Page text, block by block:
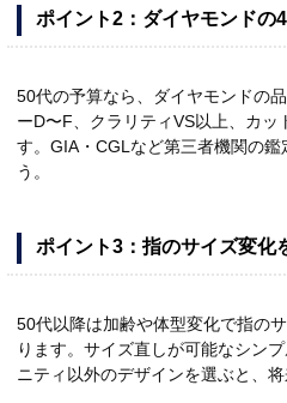
ポイント2：ダイヤモンドの
50代の予算なら、ダイヤモンドの
ーD〜F、クラリティVS以上、カッ
す。GIA・CGLなど第三者機関の
う。
ポイント3：指のサイズ変化
50代以降は加齢や体型変化で指の
ります。サイズ直しが可能なシン
ニティ以外のデザインを選ぶと、